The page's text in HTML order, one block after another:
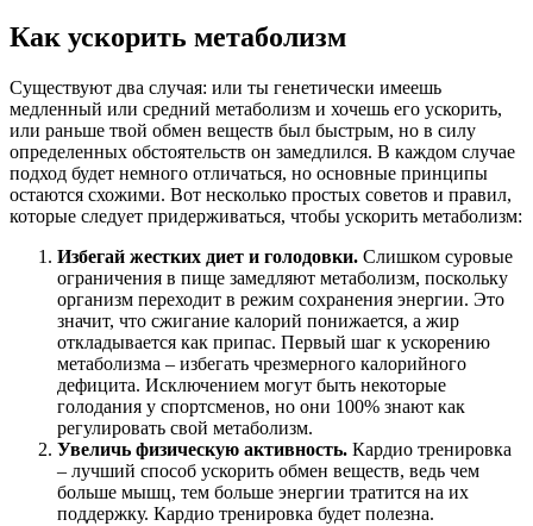
Как ускорить метаболизм
Существуют два случая: или ты генетически имеешь
медленный или средний метаболизм и хочешь его ускорить,
или раньше твой обмен веществ был быстрым, но в силу
определенных обстоятельств он замедлился. В каждом случае
подход будет немного отличаться, но основные принципы
остаются схожими. Вот несколько простых советов и правил,
которые следует придерживаться, чтобы ускорить метаболизм:
Избегай жестких диет и голодовки. Слишком суровые
ограничения в пище замедляют метаболизм, поскольку
организм переходит в режим сохранения энергии. Это
значит, что сжигание калорий понижается, а жир
откладывается как припас. Первый шаг к ускорению
метаболизма – избегать чрезмерного калорийного
дефицита. Исключением могут быть некоторые
голодания у спортсменов, но они 100% знают как
регулировать свой метаболизм.
Увеличь физическую активность. Кардио тренировка
– лучший способ ускорить обмен веществ, ведь чем
больше мышц, тем больше энергии тратится на их
поддержку. Кардио тренировка будет полезна.